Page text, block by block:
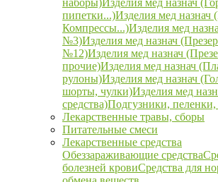
наборы)Изделия мед назнач
пипетки...)Изделия мед назнач
Компрессы...)Изделия мед
№3)Изделия мед назнач
№12)Изделия мед назнач
прочие)Изделия мед назнач
рулоны)Изделия мед назнач
шорты, чулки)Изделия мед
средства)Подгузники,
Лекарственные травы, сборы
Питательные смеси
Лекарственные средства
Обеззараживающие средства
болезней кровиСредства для